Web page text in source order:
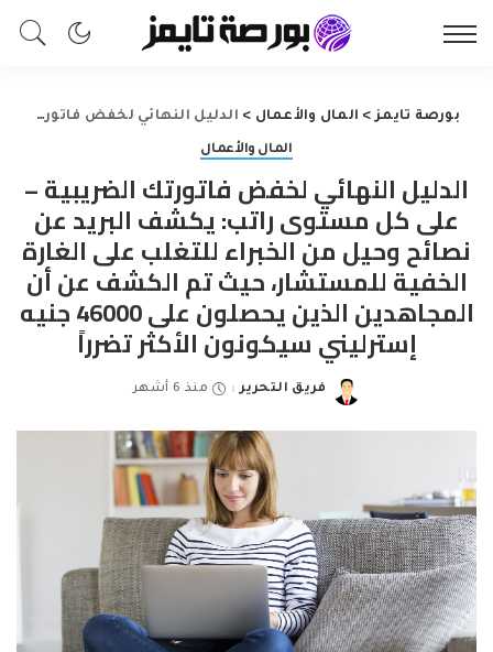
بورصة تايمز> المال والأعمال > الدليل النهائي لخفض فاتورتك الضريبية – على كل مستوى راتب: يكشف البريد عن نصائح وحيل من الخبراء للتغلب على الغارة الخفية للمستشار، حيث تم الكشف عن أن المجاهدين الذين يحصلون على 46000 جنيه إسترليني سيكونون الأكثر تضرراً
المال والأعمال
الدليل النهائي لخفض فاتورتك الضريبية –
على كل مستوى راتب: يكشف البريد عن
نصائح وحيل من الخبراء للتغلب على الغارة
الخفية للمستشار، حيث تم الكشف عن أن
المجاهدين الذين يحصلون على 46000 جنيه
إسترليني سيكونون الأكثر تضرراً
Posted
فريق التحرير منذ 6 أشهر